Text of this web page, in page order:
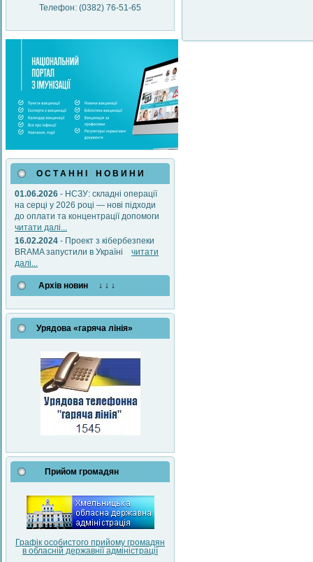
Телефон: (0382) 76-51-65
О С Т А Н Н І Н О В И Н И
01.06.2026 - НСЗУ: складні операції
на серці у 2026 році — нові підходи
до оплати та концентрації допомоги
читати далі...
16.02.2024 - Проект з кібербезпеки
BRAMA запустили в Україні читати
далі...
Архів новин ↓ ↓ ↓
Урядова «гаряча лінія»
Прийом громадян
Графік особистого прийому громадян
в обласній державнії адміністрації